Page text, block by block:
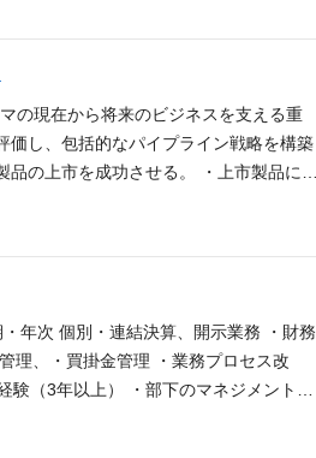
の現在から将来のビジネスを支える重
価し、包括的なパイプライン戦略を構築
の上市を成功させる。 ・上市製品に関
現する。 ＜主な職務内容＞ ・製品開
薬品・バイオシミラー領域・新薬） ・
供給体制等を含む） ・新規上市製品の
クロスファンクショナルチーム（営
件 【活かせるご経験（必須要件）】 ・
メントの実践経験 ・3年以上の製薬会
ト経験 ・マルチタスク下での迅速かつ
ミュニケーション能力 【あれば尚ご活
年次 個別・連結決算、開示業務 ・財務
理、・買掛金管理 ・業務プロセス改
（3年以上） ・部下のマネジメント経
会計ソフトの使用経験（SAP、固定
、多品目管理に馴染みのある業界経